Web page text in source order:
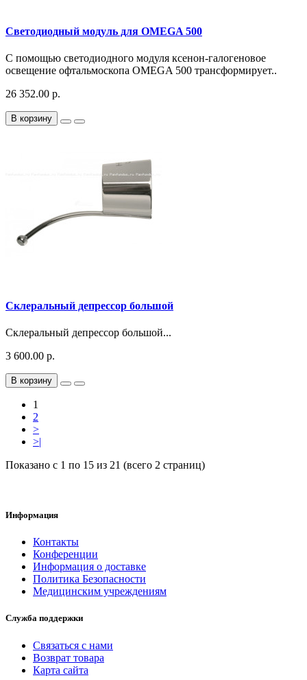
Светодиодный модуль для OMEGA 500
С помощью светодиодного модуля ксенон-галогеновое
освещение офтальмоскопа OMEGA 500 трансформирует..
26 352.00 р.
В корзину
Склеральный депрессор большой
Склеральный депрессор большой...
3 600.00 р.
В корзину
1
2
>
>|
Показано с 1 по 15 из 21 (всего 2 страниц)
Информация
Контакты
Конференции
Информация о доставке
Политика Безопасности
Медицинским учреждениям
Служба поддержки
Связаться с нами
Возврат товара
Карта сайта